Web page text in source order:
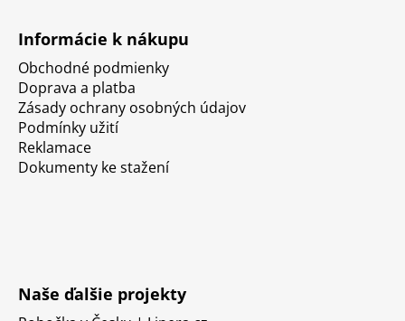
Informácie k nákupu
Obchodné podmienky
Doprava a platba
Zásady ochrany osobných údajov
Podmínky užití
Reklamace
Dokumenty ke stažení
Naše ďalšie projekty